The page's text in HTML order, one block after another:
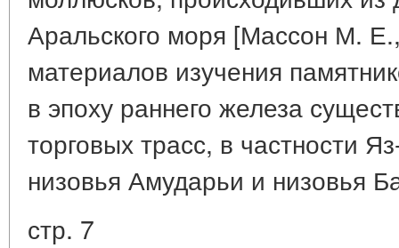
Аральского моря [Массон М.
материалов изучения
в эпоху раннего железа
торговых трасс, в частности
низовья Амударьи и низовья
стр. 7